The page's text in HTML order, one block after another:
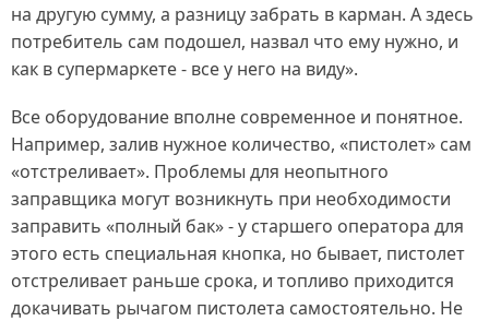
на другую сумму, а разницу забрать в карман. А здесь
потребитель сам подошел, назвал что ему нужно, и
как в супермаркете - все у него на виду».
Все оборудование вполне современное и понятное.
Например, залив нужное количество, «пистолет» сам
«отстреливает». Проблемы для неопытного
заправщика могут возникнуть при необходимости
заправить «полный бак» - у старшего оператора для
этого есть специальная кнопка, но бывает, пистолет
отстреливает раньше срока, и топливо приходится
докачивать рычагом пистолета самостоятельно. Не